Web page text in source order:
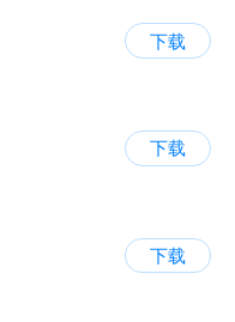
下载
下载
下载